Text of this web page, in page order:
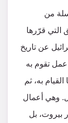
سلسلة من
التي قرّرها
عن تاريخ
عمل تقوم به
القيام به، ثم
وهي أعمال
بيروت، بل